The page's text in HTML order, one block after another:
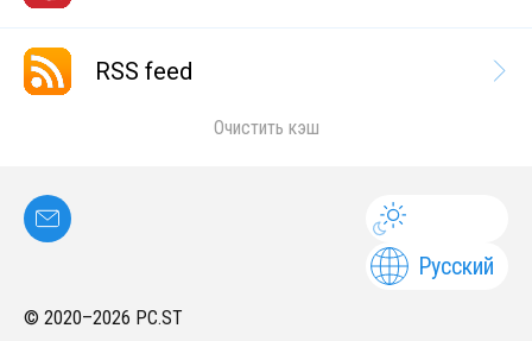
RSS feed
Очистить кэш
Русский
© 2020–2026 PC.ST